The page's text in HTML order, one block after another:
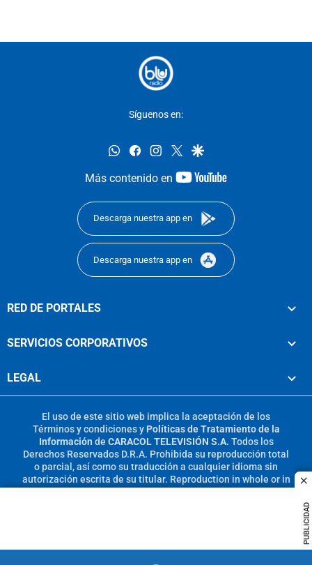
PUBLICIDAD
Síguenos en:
whatsappfacebookinstagram
twittergoogle
Más contenido en
youtube-
Descarga nuestra app en
Descarga nuestra app en
RED DE PORTALES
SERVICIOS CORPORATIVOS
LEGAL
El uso de este sitio web implica la aceptación de los
Términos y condicionesy Políticas de Tratamiento de la
Información de CARACOL TELEVISIÓN S.A. Todos los
Derechos Reservados D.R.A. Prohibida su reproducción total
o parcial, así como su traducción a cualquier idioma sin
autorización escrita de su titular. Reproduction in whole or in